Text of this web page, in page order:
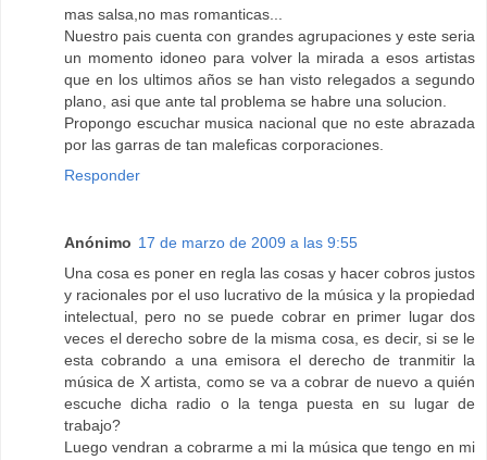
mas salsa,no mas romanticas...
Nuestro pais cuenta con grandes agrupaciones y este seria
un momento idoneo para volver la mirada a esos artistas
que en los ultimos años se han visto relegados a segundo
plano, asi que ante tal problema se habre una solucion.
Propongo escuchar musica nacional que no este abrazada
por las garras de tan maleficas corporaciones.
Responder
Anónimo 17 de marzo de 2009 a las 9:55
Una cosa es poner en regla las cosas y hacer cobros justos
y racionales por el uso lucrativo de la música y la propiedad
intelectual, pero no se puede cobrar en primer lugar dos
veces el derecho sobre de la misma cosa, es decir, si se le
esta cobrando a una emisora el derecho de tranmitir la
música de X artista, como se va a cobrar de nuevo a quién
escuche dicha radio o la tenga puesta en su lugar de
trabajo?
Luego vendran a cobrarme a mi la música que tengo en mi